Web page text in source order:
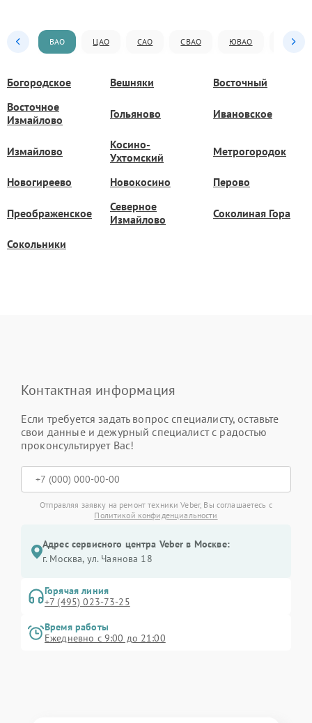
ВАО ЦАО САО СВАО ЮВАО ЮАО
Богородское Вешняки
Восточный
Восточное
Измайлово
Гольяново Ивановское
Измайлово
Косино-
Ухтомский
Метрогородок
Новогиреево Новокосино Перово
Преображенское
Северное
Измайлово
Соколиная Гора
Сокольники
Контактная информация
Если требуется задать вопрос специалисту, оставьте
свои данные и дежурный специалист с радостью
проконсультирует Вас!
Отправляя заявку на ремонт техники Veber, Вы соглашаетесь с
Политикой конфиденциальности
Адрес сервисного центра Veber в Москве:
г. Москва, ул. Чаянова 18
Горячая линия
+7 (495) 023-73-25
Время работы
Ежедневно с 9:00 до 21:00